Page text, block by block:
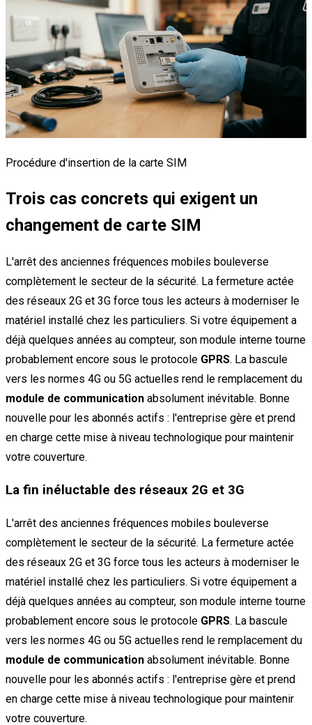
Procédure d'insertion de la carte SIM
Trois cas concrets qui exigent un
changement de carte SIM
L'arrêt des anciennes fréquences mobiles bouleverse
complètement le secteur de la sécurité. La fermeture actée
des réseaux 2G et 3G force tous les acteurs à moderniser le
matériel installé chez les particuliers. Si votre équipement a
déjà quelques années au compteur, son module interne tourne
probablement encore sous le protocole GPRS. La bascule
vers les normes 4G ou 5G actuelles rend le remplacement du
module de communication absolument inévitable. Bonne
nouvelle pour les abonnés actifs : l'entreprise gère et prend
en charge cette mise à niveau technologique pour maintenir
votre couverture.
La fin inéluctable des réseaux 2G et 3G
L'arrêt des anciennes fréquences mobiles bouleverse
complètement le secteur de la sécurité. La fermeture actée
des réseaux 2G et 3G force tous les acteurs à moderniser le
matériel installé chez les particuliers. Si votre équipement a
déjà quelques années au compteur, son module interne tourne
probablement encore sous le protocole GPRS. La bascule
vers les normes 4G ou 5G actuelles rend le remplacement du
module de communication absolument inévitable. Bonne
nouvelle pour les abonnés actifs : l'entreprise gère et prend
en charge cette mise à niveau technologique pour maintenir
votre couverture.